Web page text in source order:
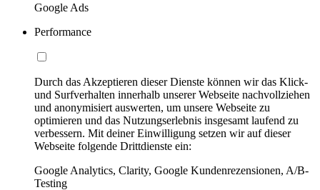
Google Ads
Performance
Durch das Akzeptieren dieser Dienste können wir das Klick-
und Surfverhalten innerhalb unserer Webseite nachvollziehen
und anonymisiert auswerten, um unsere Webseite zu
optimieren und das Nutzungserlebnis insgesamt laufend zu
verbessern. Mit deiner Einwilligung setzen wir auf dieser
Webseite folgende Drittdienste ein:
Google Analytics, Clarity, Google Kundenrezensionen, A/B-
Testing